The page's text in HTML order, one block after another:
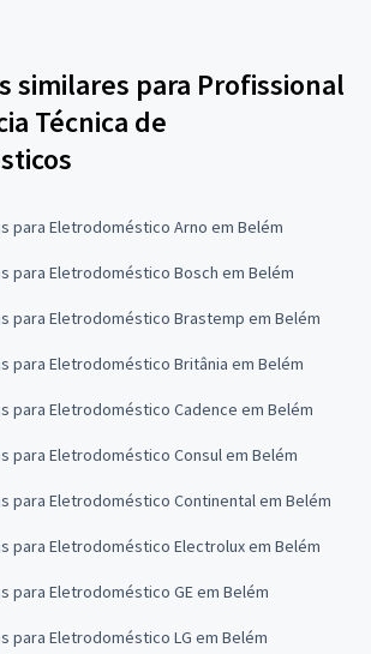
similares para Profissional
Técnica de
para Eletrodoméstico Arno em Belém
para Eletrodoméstico Bosch em Belém
para Eletrodoméstico Brastemp em Belém
para Eletrodoméstico Britânia em Belém
para Eletrodoméstico Cadence em Belém
para Eletrodoméstico Consul em Belém
para Eletrodoméstico Continental em Belém
para Eletrodoméstico Electrolux em Belém
para Eletrodoméstico GE em Belém
para Eletrodoméstico LG em Belém